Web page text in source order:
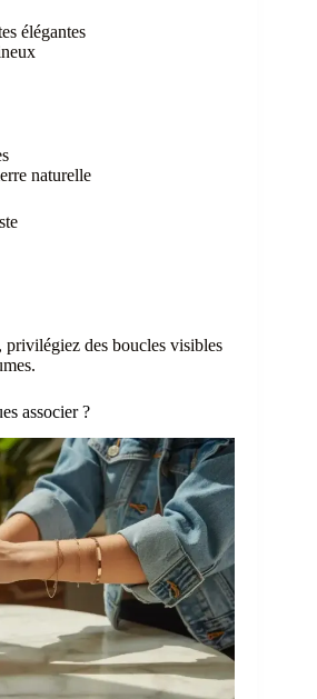
élégantes
naturelle
privilégiez des boucles visibles
associer ?